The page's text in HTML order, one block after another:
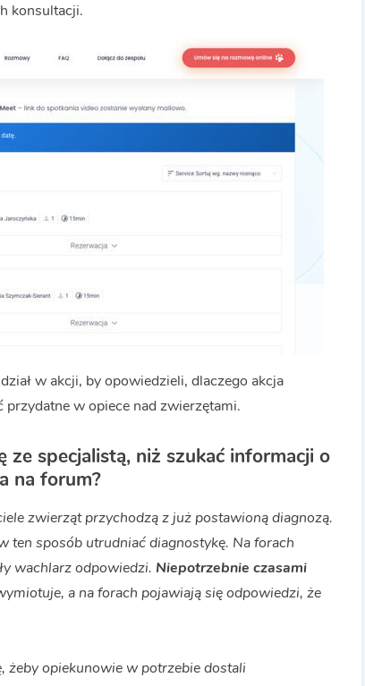
konsultacji.
w akcji, by opowiedzieli, dlaczego akcja
w opiece nad zwierzętami.
ze specjalistą, niż szukać informacji o
na forum?
zwierząt przychodzą z już postawioną diagnozą.
ten sposób utrudniać diagnostykę. Na forach
wachlarz odpowiedzi. Niepotrzebnie czasami
a na forach pojawiają się odpowiedzi, że
żeby opiekunowie w potrzebie dostali